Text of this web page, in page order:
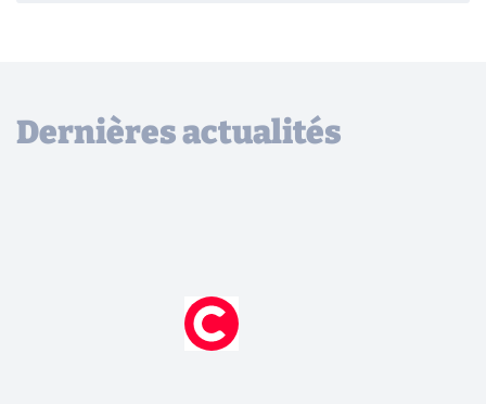
Dernières actualités